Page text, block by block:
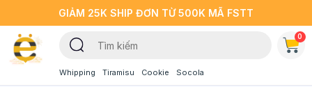
GIẢM 25K SHIP ĐƠN TỪ 500K MÃ FSTT
Whipping Tiramisu Cookie Socola
0